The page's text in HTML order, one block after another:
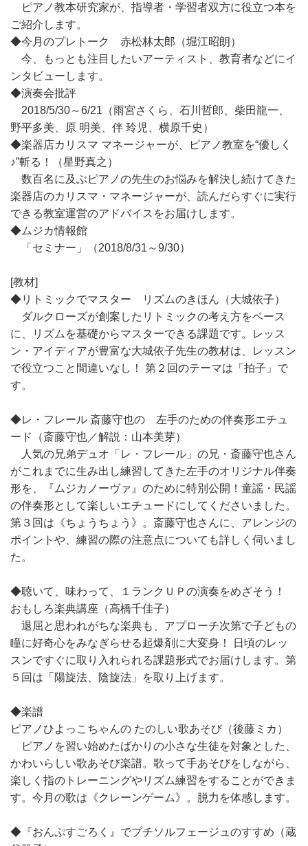
ピアノ教本研究家が、指導者・学習者双方に役立つ本を
ご紹介します。
◆今月のプレトーク 赤松林太郎（堀江昭朗）
今、もっとも注目したいアーティスト、教育者などにイ
ンタビューします。
◆演奏会批評
2018/5/30～6/21（雨宮さくら、石川哲郎、柴田龍一、
野平多美、原 明美、伴 玲児、横原千史）
◆楽器店カリスマ マネージャーが、ピアノ教室を“優しく
♪”斬る！（星野真之）
数百名に及ぶピアノの先生のお悩みを解決し続けてきた
楽器店のカリスマ・マネージャーが、読んだらすぐに実行
できる教室運営のアドバイスをお届けします。
◆ムジカ情報館
「セミナー」（2018/8/31～9/30）
[教材]
◆リトミックでマスター リズムのきほん（大城依子）
ダルクローズが創案したリトミックの考え方をベース
に、リズムを基礎からマスターできる課題です。レッス
ン・アイディアが豊富な大城依子先生の教材は、レッスン
で役立つこと間違いなし！ 第２回のテーマは「拍子」で
す。
◆レ・フレール 斎藤守也の 左手のための伴奏形エチュ
ード（斎藤守也／解説：山本美芽）
人気の兄弟デュオ「レ・フレール」の兄・斎藤守也さん
がこれまでに生み出し練習してきた左手のオリジナル伴奏
形を、『ムジカノーヴァ』のために特別公開！童謡・民謡
の伴奏形として楽しいエチュードにしてくださいました。
第３回は《ちょうちょう》。斎藤守也さんに、アレンジの
ポイントや、練習の際の注意点についても詳しく伺いまし
た。
◆聴いて、味わって、１ランクＵＰの演奏をめざそう！
おもしろ楽典講座（高橋千佳子）
退屈と思われがちな楽典も、アプローチ次第で子どもの
瞳に好奇心をみなぎらせる起爆剤に大変身！ 日頃のレッ
スンですぐに取り入れられる課題形式でお届けします。第
５回は「陽旋法、陰旋法」を取り上げます。
◆楽譜
ピアノひよっこちゃんの たのしい歌あそび（後藤ミカ）
ピアノを習い始めたばかりの小さな生徒を対象とした、
かわいらしい歌あそび楽譜。歌って手あそびをしながら、
楽しく指のトレーニングやリズム練習をすることができま
す。今月の歌は《クレーンゲーム》。脱力を体感します。
◆『おんぷすごろく』でプチソルフェージュのすすめ（蔵